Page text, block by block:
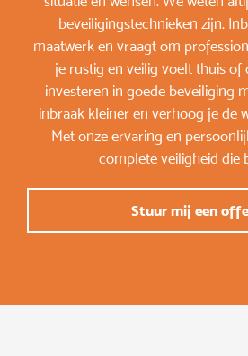
beveiligingstechnieken zijn.
maatwerk en vraagt om
je rustig en veilig voelt thuis of
investeren in goede beveiliging
inbraak kleiner en verhoog je de
Met onze ervaring en
complete veiligheid die
Stuur mij een